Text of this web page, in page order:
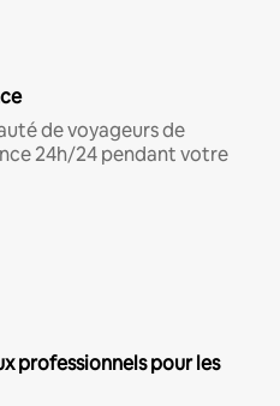
de voyageurs de
24h/24 pendant votre
professionnels pour les